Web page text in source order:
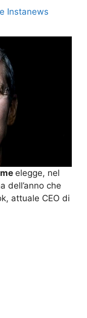
Instanews
elegge, nel
dell’anno che
attuale CEO di